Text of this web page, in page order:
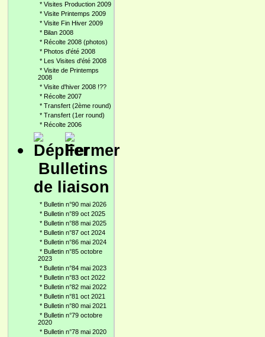
* Visites Production 2009
* Visite Printemps 2009
* Visite Fin Hiver 2009
* Bilan 2008
* Récolte 2008 (photos)
* Photos d'été 2008
* Les Visites d'été 2008
* Visite de Printemps
2008
* Visite d'hiver 2008 !??
* Récolte 2007
* Transfert (2ème round)
* Transfert (1er round)
* Récolte 2006
Bulletins
de liaison
* Bulletin n°90 mai 2026
* Bulletin n°89 oct 2025
* Bulletin n°88 mai 2025
* Bulletin n°87 oct 2024
* Bulletin n°86 mai 2024
* Bulletin n°85 octobre
2023
* Bulletin n°84 mai 2023
* Bulletin n°83 oct 2022
* Bulletin n°82 mai 2022
* Bulletin n°81 oct 2021
* Bulletin n°80 mai 2021
* Bulletin n°79 octobre
2020
* Bulletin n°78 mai 2020